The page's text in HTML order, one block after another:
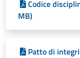
Codice
MB)
Patto di